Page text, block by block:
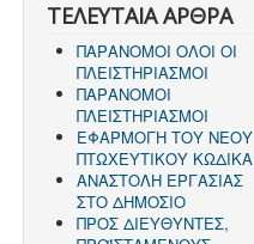
ΤΕΛΕΥΤΑΙΑ ΑΡΘΡΑ
ΠΑΡΑΝΟΜΟΙ ΟΛΟΙ ΟΙ
ΠΛΕΙΣΤΗΡΙΑΣΜΟΙ
ΠΑΡΑΝΟΜΟΙ
ΠΛΕΙΣΤΗΡΙΑΣΜΟΙ
ΕΦΑΡΜΟΓΗ ΤΟΥ ΝΕΟΥ
ΠΤΩΧΕΥΤΙΚΟΥ ΚΩΔΙΚΑ
ΑΝΑΣΤΟΛΗ ΕΡΓΑΣΙΑΣ
ΣΤΟ ΔΗΜΟΣΙΟ
ΠΡΟΣ ΔΙΕΥΘΥΝΤΕΣ,